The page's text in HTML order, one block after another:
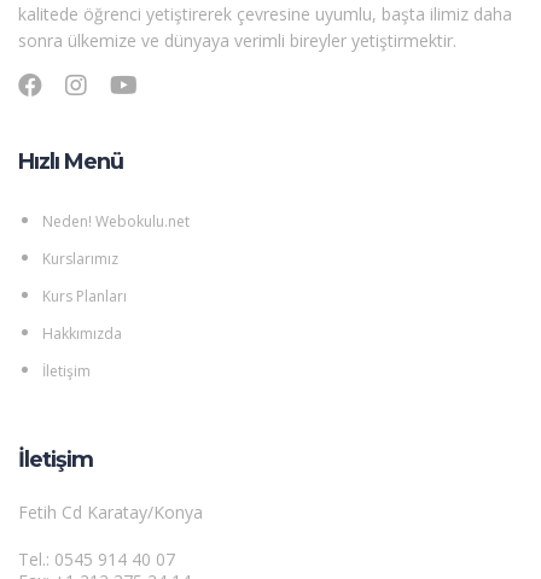
kalitede öğrenci yetiştirerek çevresine uyumlu, başta ilimiz daha
sonra ülkemize ve dünyaya verimli bireyler yetiştirmektir.
Hızlı Menü
Neden! Webokulu.net
Kurslarımız
Kurs Planları
Hakkımızda
İletişim
İletişim
Fetih Cd Karatay/Konya
Tel.: 0545 914 40 07